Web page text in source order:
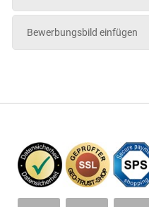
Bewerbungsbild einfügen